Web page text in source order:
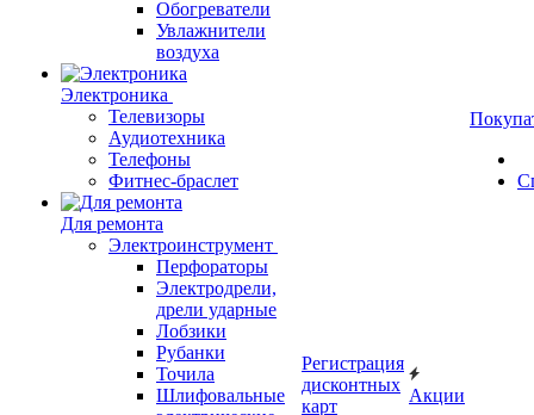
Обогреватели
Увлажнители
воздуха
Электроника
Телевизоры
Аудиотехника
Телефоны
Фитнес-браслет
Для ремонта
Электроинструмент
Перфораторы
Электродрели,
дрели ударные
Лобзики
Рубанки
Точила
Шлифовальные
Регистрация
дисконтных
карт
Акции